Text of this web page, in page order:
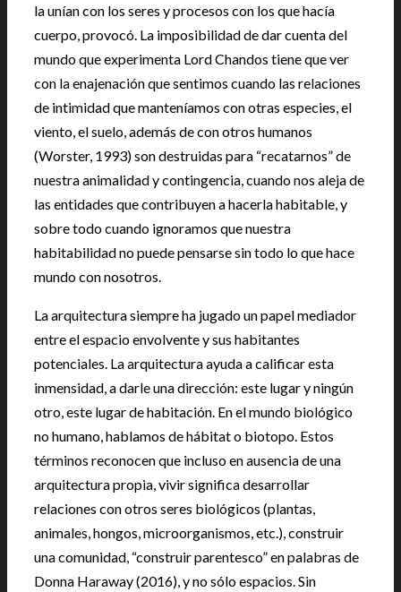
la unían con los seres y procesos con los que hacía
cuerpo, provocó. La imposibilidad de dar cuenta del
mundo que experimenta Lord Chandos tiene que ver
con la enajenación que sentimos cuando las relaciones
de intimidad que manteníamos con otras especies, el
viento, el suelo, además de con otros humanos
(Worster, 1993) son destruidas para “recatarnos” de
nuestra animalidad y contingencia, cuando nos aleja de
las entidades que contribuyen a hacerla habitable, y
sobre todo cuando ignoramos que nuestra
habitabilidad no puede pensarse sin todo lo que hace
mundo con nosotros.
La arquitectura siempre ha jugado un papel mediador
entre el espacio envolvente y sus habitantes
potenciales. La arquitectura ayuda a calificar esta
inmensidad, a darle una dirección: este lugar y ningún
otro, este lugar de habitación. En el mundo biológico
no humano, hablamos de hábitat o biotopo. Estos
términos reconocen que incluso en ausencia de una
arquitectura propia, vivir significa desarrollar
relaciones con otros seres biológicos (plantas,
animales, hongos, microorganismos, etc.), construir
una comunidad, “construir parentesco” en palabras de
Donna Haraway (2016), y no sólo espacios. Sin